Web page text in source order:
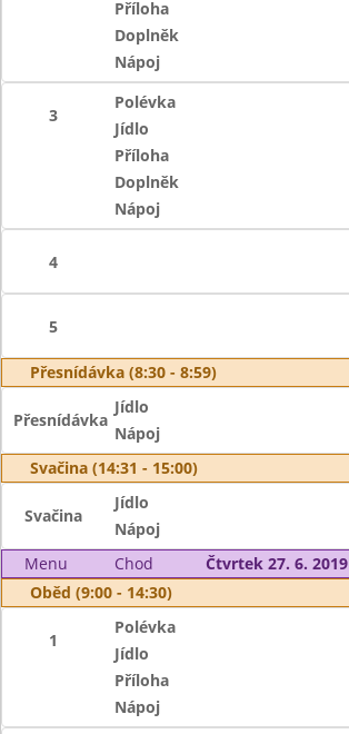
Příloha
Doplněk
Nápoj
3
Polévka
Jídlo
Příloha
Doplněk
Nápoj
4
5
Přesnídávka (8:30 - 8:59)
Přesnídávka
Jídlo
Nápoj
Svačina (14:31 - 15:00)
Svačina
Jídlo
Nápoj
Menu
Chod
Čtvrtek 27. 6. 2019
Oběd (9:00 - 14:30)
1
Polévka
Jídlo
Příloha
Nápoj